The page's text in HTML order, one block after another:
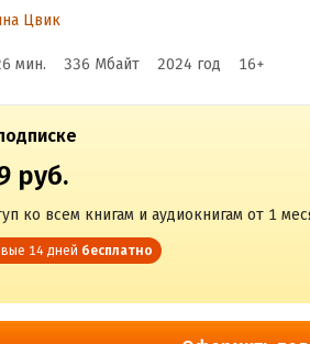
Цвик
мин. 336 Мбайт 2024 год 16+
руб.
ко всем книгам и аудиокнигам от 1
14 дней бесплатно